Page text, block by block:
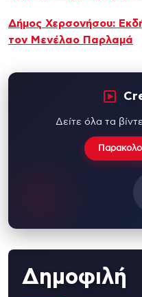
Δήμος Χερσονήσου:
τον Μενέλαο Παρλαμά
Δείτε όλα τα
Δημοφιλή